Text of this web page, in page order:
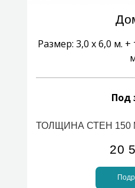
Размер: 3,0 х 6,0 м. +
Под
20